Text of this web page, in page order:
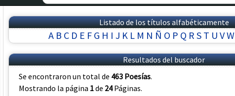
Listado de los títulos alfabéticamente
A B C D E F G H I J K L M N Ñ O P Q R S T U VW
Resultados del buscador
Se encontraron un total de 463 Poesías.
Mostrando la página 1de 24Páginas.